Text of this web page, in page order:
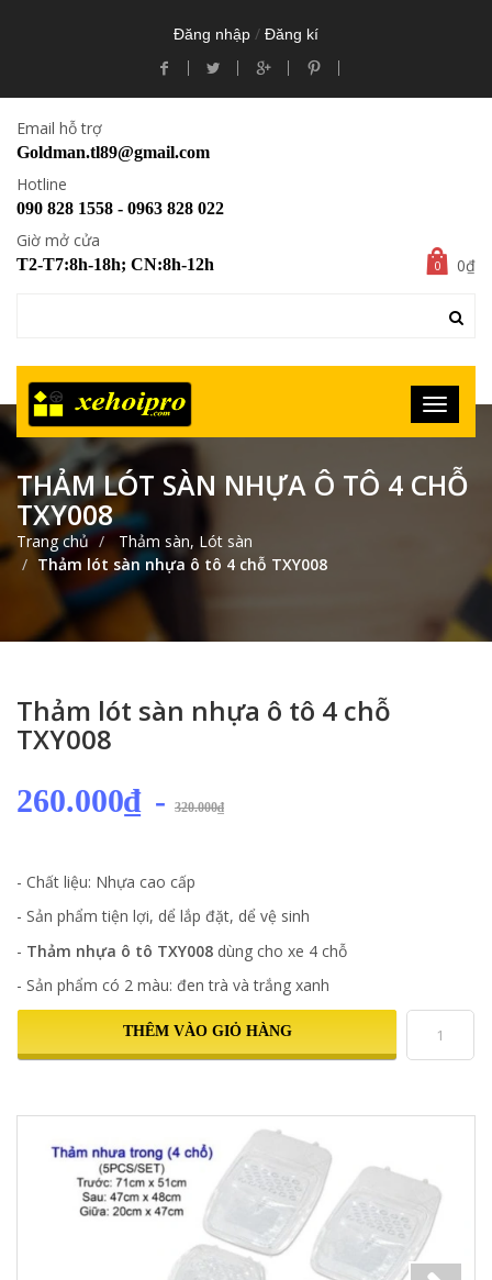
Đăng nhập / Đăng kí
Email hỗ trợ
Goldman.tl89@gmail.com
Hotline
090 828 1558 - 0963 828 022
Giờ mở cửa
T2-T7:8h-18h; CN:8h-12h 0 0₫
THẢM LÓT SÀN NHỰA Ô TÔ 4 CHỖ
TXY008
Trang chủ
Thảm sàn, Lót sàn
Thảm lót sàn nhựa ô tô 4 chỗ TXY008
Thảm lót sàn nhựa ô tô 4 chỗ
TXY008
260.000₫ - 320.000₫
- Chất liệu: Nhựa cao cấp
- Sản phẩm tiện lợi, dể lắp đặt, dể vệ sinh
- Thảm nhựa ô tô TXY008 dùng cho xe 4 chỗ
- Sản phẩm có 2 màu: đen trà và trắng xanh
THÊM VÀO GIỎ HÀNG